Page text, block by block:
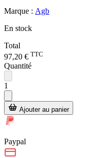
Marque : Agb
En stock
Total
97,20 € TTC
Quantité
1
Ajouter au panier
Paypal